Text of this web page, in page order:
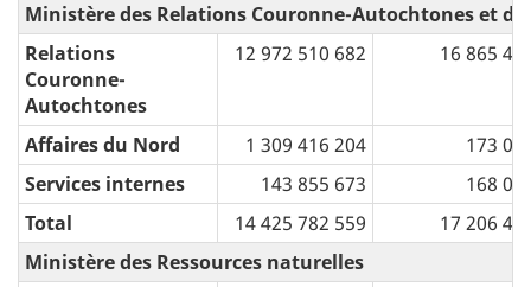
Ministère des Relations Couronne-Autochtones et
Relations
Couronne-
Autochtones
12 972 510 682 16 865
Affaires du Nord 1 309 416 204
173
Services internes
143 855 673
168
Total
14 425 782 559
17 206
Ministère des Ressources naturelles